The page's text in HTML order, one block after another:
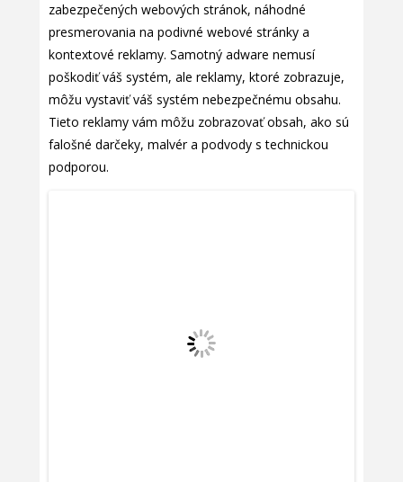
zabezpečených webových stránok, náhodné
presmerovania na podivné webové stránky a
kontextové reklamy. Samotný adware nemusí
poškodiť váš systém, ale reklamy, ktoré zobrazuje,
môžu vystaviť váš systém nebezpečnému obsahu.
Tieto reklamy vám môžu zobrazovať obsah, ako sú
falošné darčeky, malvér a podvody s technickou
podporou.